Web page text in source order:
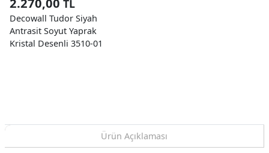
TL
Decowall Tudor Siyah
Antrasit Soyut Yaprak
Kristal Desenli 3510-01
Ürün Açıklaması